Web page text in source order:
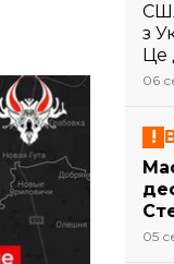
з
Це
06
05